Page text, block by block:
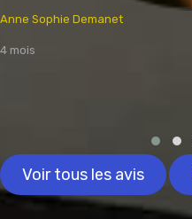
Anne Sophie Demanet
4 mois
Voir tous les avis